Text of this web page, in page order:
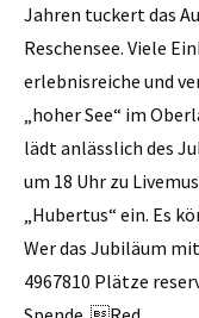
Jahren tuckert das
Reschensee. Viele
erlebnisreiche und
„hoher See“ im
lädt anlässlich des
um 18 Uhr zu
„Hubertus“ ein. Es
Wer das Jubiläum
4967810 Plätze